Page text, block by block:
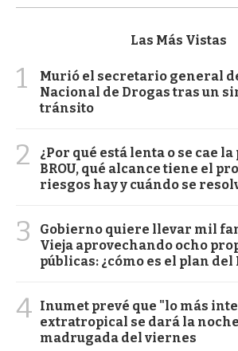
Las Más Vistas
1
Murió el secretario general
Nacional de Drogas tras un
tránsito
2
¿Por qué está lenta o se cae
BROU, qué alcance tiene el
riesgos hay y cuándo se
3
Gobierno quiere llevar mil
Vieja aprovechando ocho
públicas: ¿cómo es el plan del
4 Inumet prevé que "lo más
extratropical se dará la
madrugada del viernes